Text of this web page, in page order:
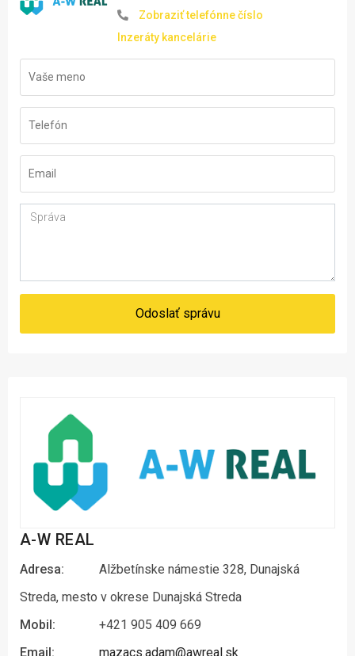
Zobraziť telefónne číslo
Inzeráty kancelárie
Odoslať správu
A-W REAL
Adresa:
Alžbetínske námestie 328, Dunajská
Streda, mesto v okrese Dunajská Streda
Mobil:
+421 905 409 669
Email:
mazacs.adam@awreal.sk